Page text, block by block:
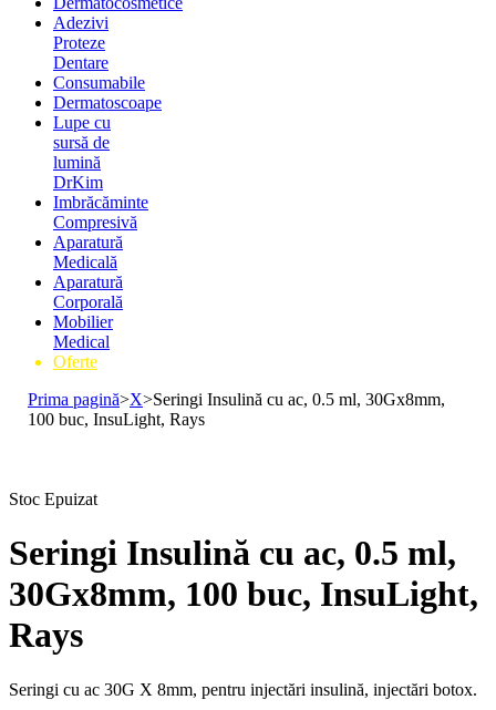
Adezivi
Proteze
Dentare
Consumabile
Dermatoscoape
Lupe cu
sursă de
lumină
DrKim
Imbrăcăminte
Compresivă
Aparatură
Medicală
Aparatură
Corporală
Mobilier
Medical
Oferte
Prima pagină>X>Seringi Insulină cu ac, 0.5 ml, 30Gx8mm,
100 buc, InsuLight, Rays
Stoc Epuizat
Seringi Insulină cu ac, 0.5 ml,
30Gx8mm, 100 buc, InsuLight,
Rays
Seringi cu ac 30G X 8mm, pentru injectări insulină, injectări botox.